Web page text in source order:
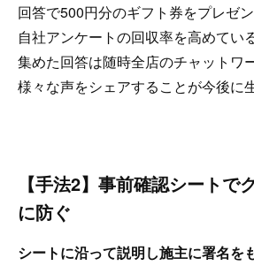
回答で500円分のギフト券をプレゼン
自社アンケートの回収率を高めてい
集めた回答は随時全店のチャットワ
様々な声をシェアすることが今後に
【手法2】事前確認シートで
に防ぐ
シートに沿って説明し施主に署名を